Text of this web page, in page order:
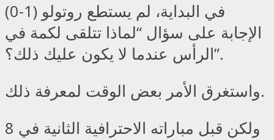
في البداية، لم يستطع روتولو (1-0)
الإجابة على سؤال “لماذا تتلقى لكمة في
الرأس عندما لا يكون عليك ذلك؟”.
واستغرق الأمر بعض الوقت لمعرفة ذلك.
ولكن قبل مباراته الاحترافية الثانية في 8